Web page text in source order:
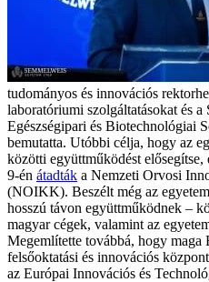
tudományos és innovációs
laboratóriumi szolgáltatásokat és
Egészségipari és Biotechnológiai
bemutatta. Utóbbi célja, hogy az
közötti együttműködést
9-én átadták a Nemzeti Orvosi
(NOIKK). Beszélt még az
hosszú távon együttműködnek –
magyar cégek, valamint az
Megemlítette továbbá, hogy maga
felsőoktatási és innovációs
az Európai Innovációs és